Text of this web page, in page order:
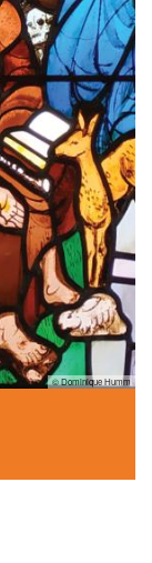
© Dominique Humm